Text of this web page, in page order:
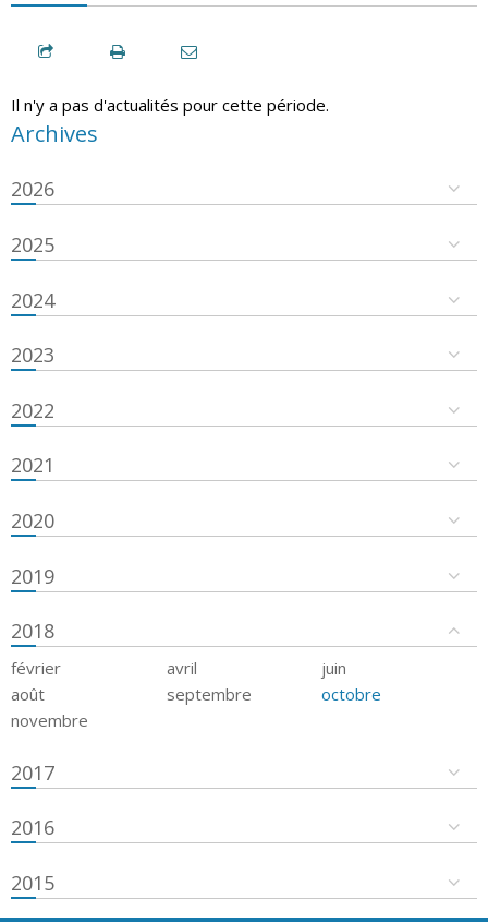
Il n'y a pas d'actualités pour cette période.
Archives
2026
2025
2024
2023
2022
2021
2020
2019
2018
février avril
juin
août
septembre
octobre
novembre
2017
2016
2015